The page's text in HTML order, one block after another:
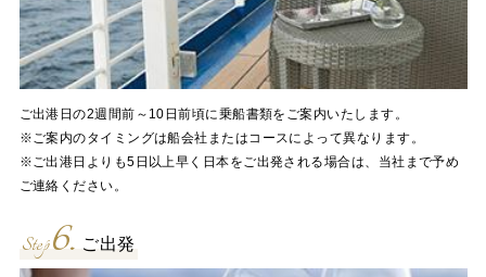
ご出港日の2週間前～10日前頃に乗船書類をご案内いたします。
※ご案内のタイミングは船会社またはコースによって異なります。
※ご出港日よりも5日以上早く日本をご出発される場合は、当社まで予め
ご連絡ください。
Step6. ご出発